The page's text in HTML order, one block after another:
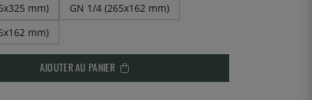
mm)
GN 1/4 (265x162 mm)
mm)
AJOUTER AU PANIER